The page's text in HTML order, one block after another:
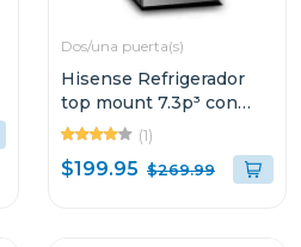
Dos/una puerta(s)
Hisense Refrigerador
top mount 7.3p³ con
dispensador de agua
(1)
$199.95 $269.99